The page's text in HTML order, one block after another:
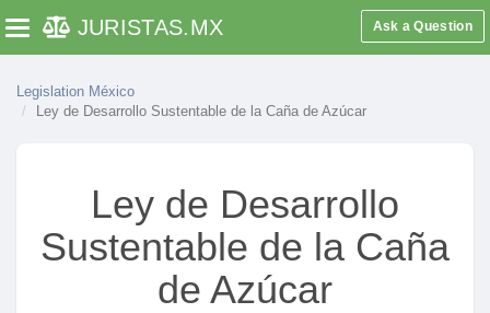
Toggle navigation
JURISTAS.MX Ask a Question
Legislation México
Ley de Desarrollo Sustentable de la Caña de Azúcar
Ley de Desarrollo
Sustentable de la Caña
de Azúcar